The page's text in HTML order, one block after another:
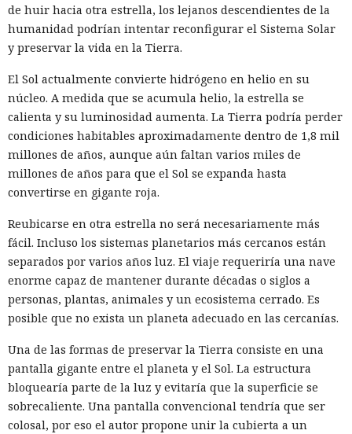
Una prohibición formal no siempre implica una salida real
del mercado, y una investigación del comité especial de la
Cámara de Representantes de EE. UU. mostró que China
Mobile, China Telecom y China Unicom conservaron equipo,
espacios en centros de datos y enlaces de red en el país tras
las restricciones de la Comisión Federal de Comunicaciones.
Entre 2019 y 2022 el regulador negó a China Mobile la
autorización para servicios internacionales y revocó las
licencias de las filiales estadounidenses de China Telecom y
China Unicom. Sin embargo, las decisiones no obligaban a
las empresas a desmontar equipos, abandonar centros de
datos o cortar conexiones de red privadas.
de huir hacia otra estrella, los lejanos descendientes de la
humanidad podrían intentar reconfigurar el Sistema Solar
y preservar la vida en la Tierra.
El Sol actualmente convierte hidrógeno en helio en su
núcleo. A medida que se acumula helio, la estrella se
calienta y su luminosidad aumenta. La Tierra podría perder
condiciones habitables aproximadamente dentro de 1,8 mil
millones de años, aunque aún faltan varios miles de
millones de años para que el Sol se expanda hasta
convertirse en gigante roja.
Reubicarse en otra estrella no será necesariamente más
fácil. Incluso los sistemas planetarios más cercanos están
separados por varios años luz. El viaje requeriría una nave
enorme capaz de mantener durante décadas o siglos a
personas, plantas, animales y un ecosistema cerrado. Es
posible que no exista un planeta adecuado en las cercanías.
Una de las formas de preservar la Tierra consiste en una
pantalla gigante entre el planeta y el Sol. La estructura
bloquearía parte de la luz y evitaría que la superficie se
sobrecaliente. Una pantalla convencional tendría que ser
colosal, por eso el autor propone unir la cubierta a un